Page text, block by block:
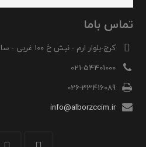
تماس باما
کرج-بلوار ارم - نبش خ 100 غربی - ساختمان آناهیتا
021-54401000
026-33416089
info@alborzccim.ir